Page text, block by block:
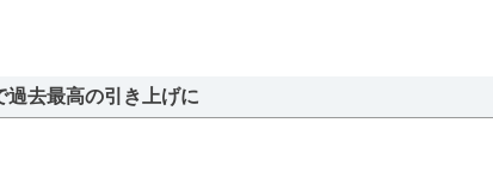
去最高の引き上げに